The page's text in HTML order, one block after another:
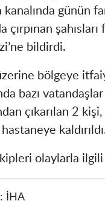
kanalında günün
çırpınan
bildirdi.
bölgeye
bazı
çıkarılan 2
olaylarla
İHA